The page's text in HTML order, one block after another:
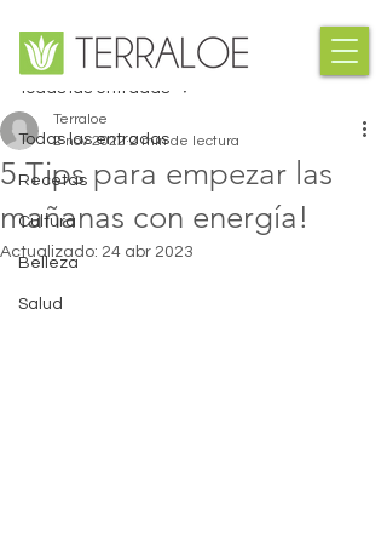
Entrada
Todas las entradas
Recetas
Cultura
Belleza
Salud
Todas las entradas
5 Tips para empezar las
mañanas con energía!
Terraloe
2 nov 2022 2 min de lectura
Actualizado: 24 abr 2023